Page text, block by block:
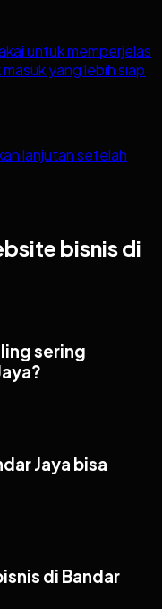
untuk memperjelas
yang lebih siap
lanjutan setelah
bisnis di
sering
Jaya bisa
di Bandar